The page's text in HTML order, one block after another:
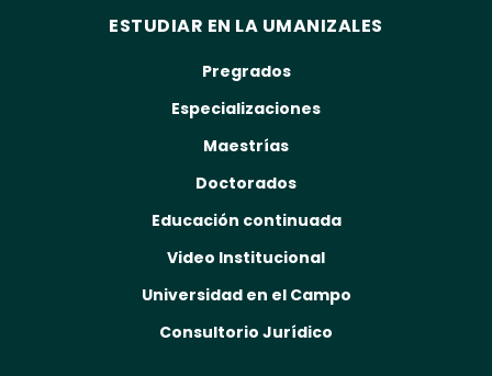
ESTUDIAR EN LA UMANIZALES
Pregrados
Especializaciones
Maestrías
Doctorados
Educación continuada
Video Institucional
Universidad en el Campo
Consultorio Jurídico